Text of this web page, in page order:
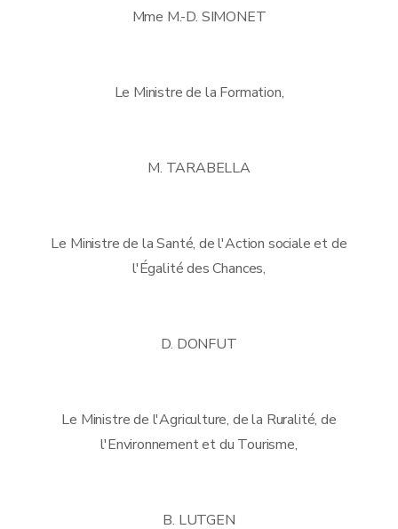
Mme M.-D. SIMONET
Le Ministre de la Formation,
M. TARABELLA
Le Ministre de la Santé, de l'Action sociale et de
l'Égalité des Chances,
D. DONFUT
Le Ministre de l'Agriculture, de la Ruralité, de
l'Environnement et du Tourisme,
B. LUTGEN